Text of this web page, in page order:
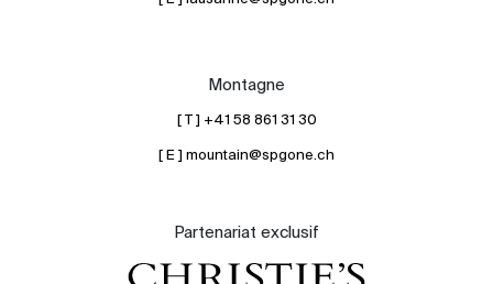
Montagne
[ T ] +41 58 861 31 30
[ E ] mountain@spgone.ch
Partenariat exclusif